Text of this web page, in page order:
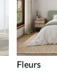
Fleurs